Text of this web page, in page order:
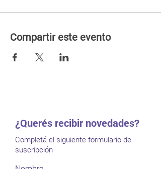
Compartir este evento
¿Querés recibir novedades?
Completá el siguiente formulario de
suscripción